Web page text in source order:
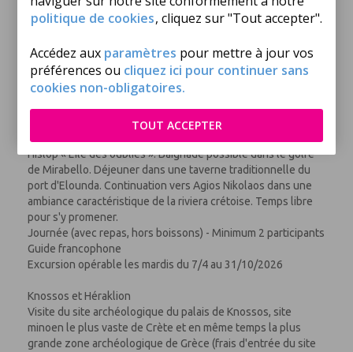
politique de cookies, cliquez sur "Tout accepter".
Accédez aux paramètres pour mettre à jour vos
préférences ou cliquez ici pour continuer sans
cookies non-obligatoires.
TOUT ACCEPTER
Visite de cette île chargée d'histoire avec une vue
inoubliable sur le golfe de Mirabello. Route en car jusqu'à
bateau jusqu'à l'île de Spinalonga (frais d'entrée 20euros à
régler sur place, sous réserve de modification). Visite de
cette ancienne forteresse vénitienne, puis île des lépreux,
au travers de ses ruelles et remparts de pierre, offrant aux
amateurs la possibilité de réaliser de nombreux clichés. C'est
sur cette île qu'a été tourné le film tiré du livre de Victoria
Hislop « L'île des oubliés ». Baignade possible dans le golfe
de Mirabello. Déjeuner dans une taverne traditionnelle du
port d'Elounda. Continuation vers Agios Nikolaos dans une
ambiance caractéristique de la riviera crétoise. Temps libre
pour s'y promener.
Journée (avec repas, hors boissons) - Minimum 2 participants
Guide francophone
Excursion opérable les mardis du 7/4 au 31/10/2026
Knossos et Héraklion
Visite du site archéologique du palais de Knossos, site
minoen le plus vaste de Crète et en même temps la plus
grande zone archéologique de Grèce (frais d'entrée du site